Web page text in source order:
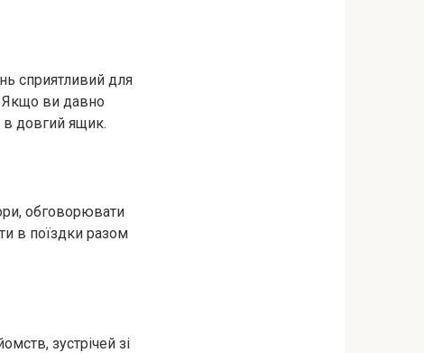
сприятливий для
Якщо ви давно
в довгий ящик.
обговорювати
в поїздки разом
зустрічей зі